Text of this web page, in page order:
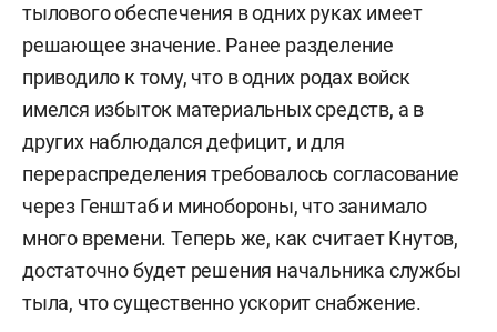
тылового обеспечения в одних руках имеет
решающее значение. Ранее разделение
приводило к тому, что в одних родах войск
имелся избыток материальных средств, а в
других наблюдался дефицит, и для
перераспределения требовалось согласование
через Генштаб и минобороны, что занимало
много времени. Теперь же, как считает Кнутов,
достаточно будет решения начальника службы
тыла, что существенно ускорит снабжение.